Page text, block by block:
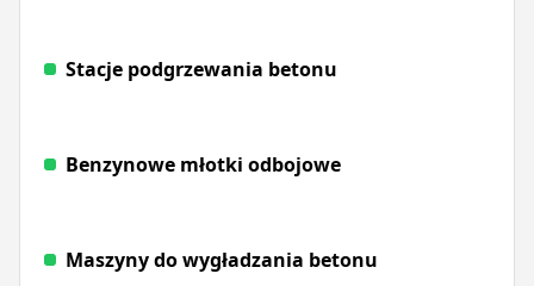
Stacje podgrzewania betonu
Benzynowe młotki odbojowe
Maszyny do wygładzania betonu